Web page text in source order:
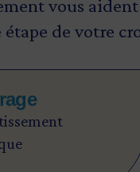
vous aident
de votre